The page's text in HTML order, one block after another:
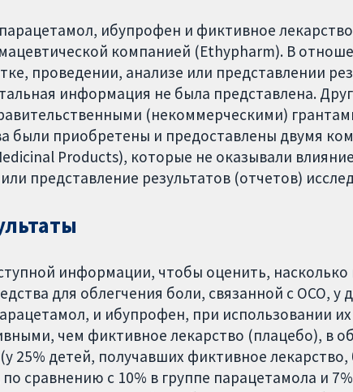
ибупрофен и фиктивное
компанией (Ethypharm). В
проведении, анализе или представлении
информация не была представлена.
(некоммерческими)
были приобретены и предоставлены двумя
Products), которые не оказывали
представление результатов (отчетов)
информации, чтобы оценить, насколько
для облегчения боли, связанной с ОСО, у
и ибупрофен, при использовании
чем фиктивное лекарство (плацебо), в
25% детей, получавших фиктивное
сравнению с 10% в группе парацетамола и